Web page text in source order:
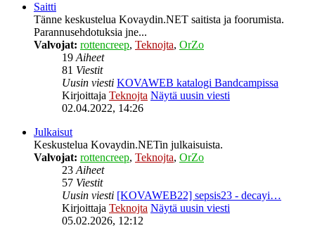
Saitti
Tänne keskustelua Kovaydin.NET saitista ja foorumista.
Parannusehdotuksia jne...
Valvojat: rottencreep, Teknojta, OrZo
19Aiheet
81 Viestit
Uusin viesti KOVAWEB katalogi Bandcampissa
Kirjoittaja Teknojta Näytä uusin viesti
02.04.2022, 14:26
Julkaisut
Keskustelua Kovaydin.NETin julkaisuista.
Valvojat: rottencreep, Teknojta, OrZo
23Aiheet
57 Viestit
Uusin viesti [KOVAWEB22] sepsis23 - decayi…
Kirjoittaja Teknojta Näytä uusin viesti
05.02.2026, 12:12